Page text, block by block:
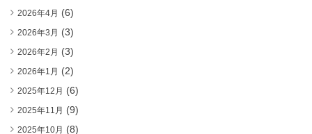
2026年4月 (6)
2026年3月 (3)
2026年2月 (3)
2026年1月 (2)
2025年12月 (6)
2025年11月 (9)
2025年10月 (8)